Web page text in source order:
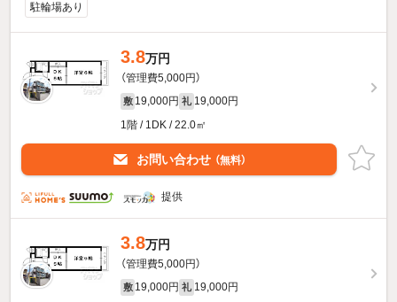
駐輪場あり
3.8万円
（管理費5,000円）
敷 19,000円 礼 19,000円
1階 / 1DK / 22.0㎡
お問い合わせ （無料）
提供
3.8万円
（管理費5,000円）
敷 19,000円 礼 19,000円